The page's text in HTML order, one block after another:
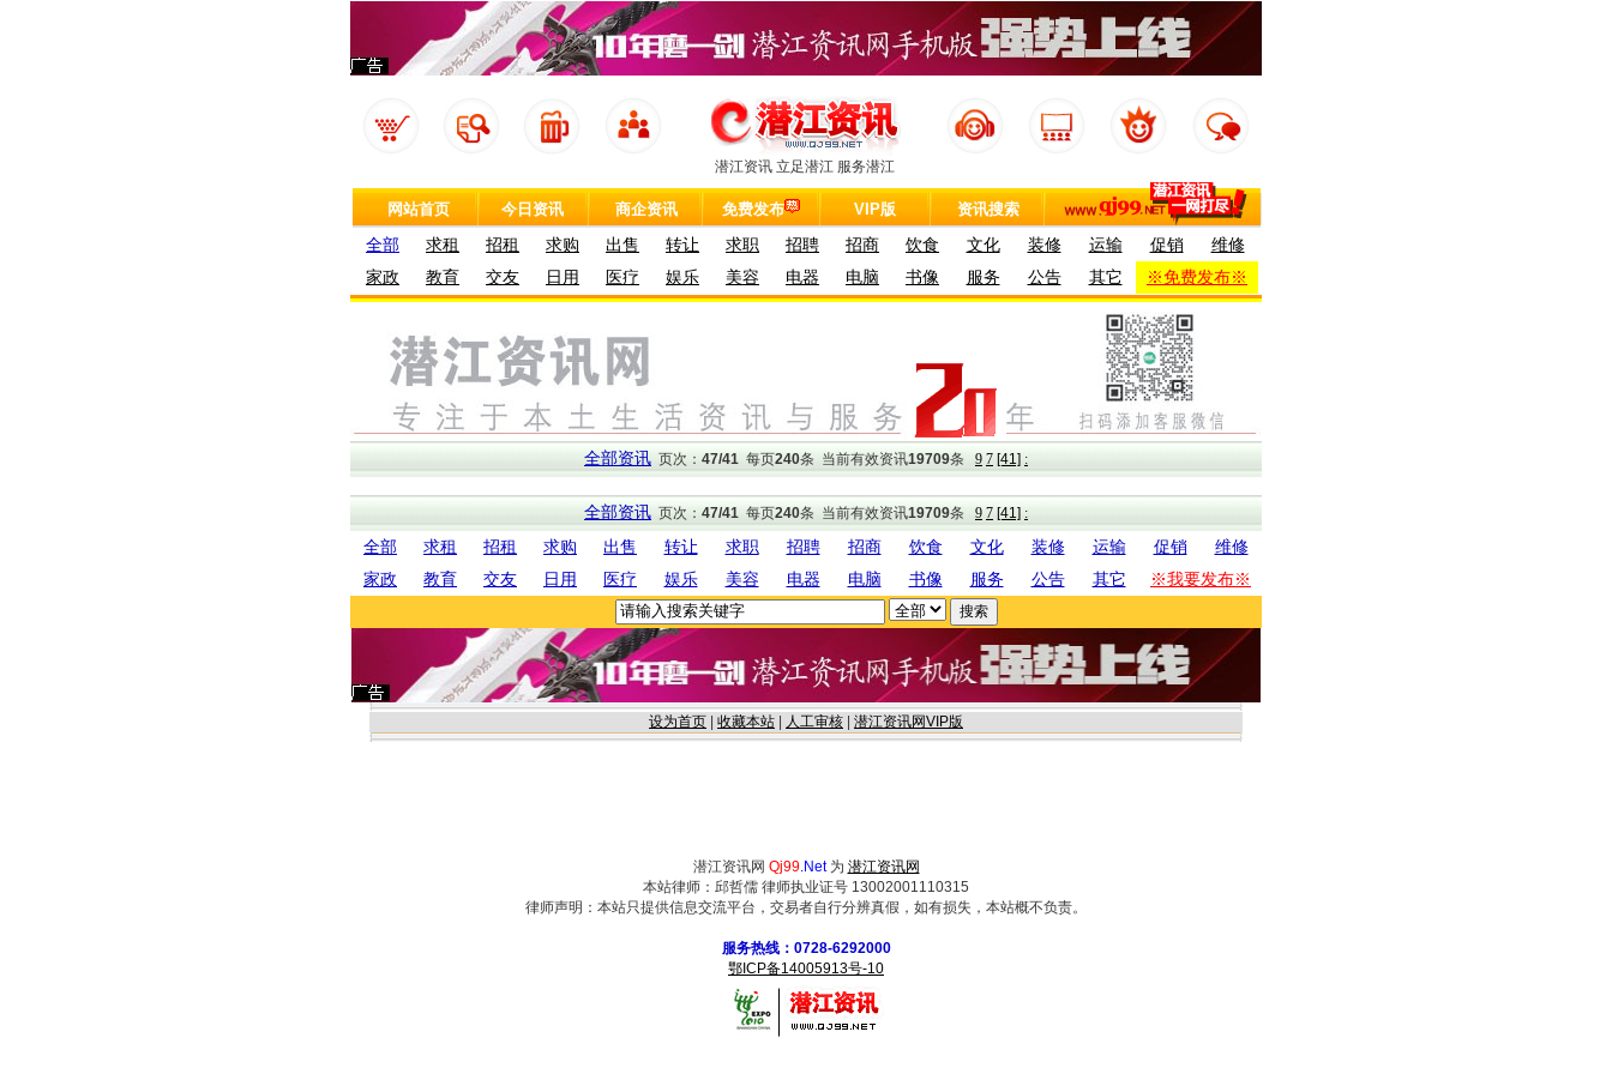
潜江资讯 立足潜江 服务潜江
网站首页 今日资讯 商企资讯 免费发布 VIP版 资讯搜索
全部 求租 招租 求购 出售 转让 求职 招聘 招商 饮食 文化 装修 运输 促销
维修
家政
教育 交友 日用 医疗 娱乐 美容 电器 电脑 书像 服务 公告 其它 ※免费发布※
全部资讯 页次： 47/41 每页240条 当前有效资讯19709条 9 7 [41] :
全部资讯 页次： 47/41 每页240条 当前有效资讯19709条 9 7 [41] :
全部 求租 招租 求购 出售 转让 求职 招聘 招商 饮食 文化 装修 运输 促销
维修
家政
教育 交友 日用 医疗 娱乐 美容 电器 电脑 书像 服务 公告 其它 ※我要发布※
设为首页 收藏本站 人工审核 潜江资讯网VIP版
潜江资讯网 Qj99.Net为 潜江资讯网
本站律师：邱哲儒 律师执业证号 13002001110315
律师声明：本站只提供信息交流平台，交易者自行分辨真假，如有损失，本站概不负责。
服务热线：0728-6292000
鄂ICP备14005913号-10